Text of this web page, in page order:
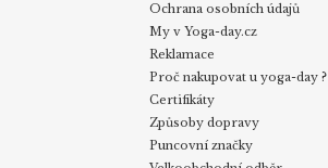
Ochrana osobních údajů
My v Yoga-day.cz
Reklamace
Proč nakupovat u yoga-day ?
Certifikáty
Způsoby dopravy
Puncovní značky